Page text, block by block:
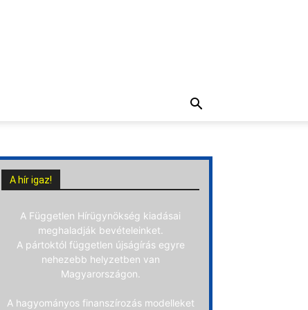
A hír igaz!
A Független Hírügynökség kiadásai
meghaladják bevételeinket.
A pártoktól független újságírás egyre
nehezebb helyzetben van
Magyarországon.
A hagyományos finanszírozás modelleket